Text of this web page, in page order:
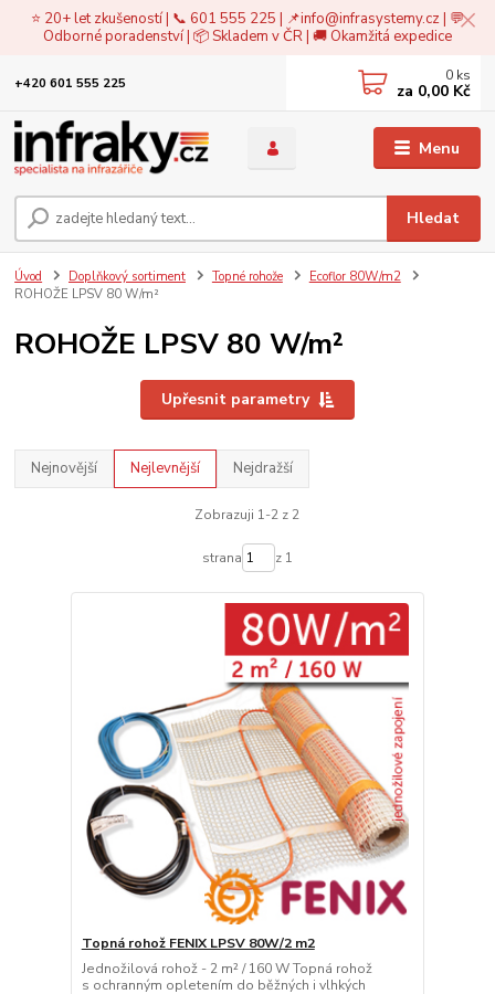
⭐ 20+ let zkušeností | 📞 601 555 225 | 📌info@infrasystemy.cz| 💬
Odborné poradenství | 📦 Skladem v ČR | 🚚 Okamžitá expedice
Menu
Hledat
+420 601 555 225 0 ks
za 0,00 Kč
Úvod Doplňkový sortiment Topné rohože
Ecoflor 80W/m2
ROHOŽE LPSV 80 W/m²
ROHOŽE LPSV 80 W/m²
Upřesnit parametry
Nejnovější Nejlevnější Nejdražší
Zobrazuji 1-2 z 2
strana z 1
Topná rohož FENIX LPSV 80W/2 m2
Jednožilová rohož - 2 m² / 160 W Topná rohož
s ochranným opletením do běžných i vlhkých